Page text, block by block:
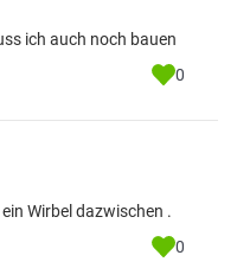
ich auch noch bauen
0
Wirbel dazwischen .
0